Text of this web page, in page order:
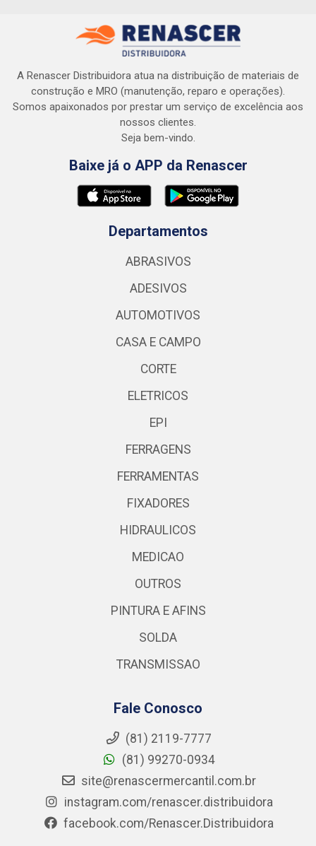
A Renascer Distribuidora atua na distribuição de materiais de
construção e MRO (manutenção, reparo e operações).
Somos apaixonados por prestar um serviço de excelência aos
nossos clientes.
Seja bem-vindo.
Baixe já o APP da Renascer
Departamentos
ABRASIVOS
ADESIVOS
AUTOMOTIVOS
CASA E CAMPO
CORTE
ELETRICOS
EPI
FERRAGENS
FERRAMENTAS
FIXADORES
HIDRAULICOS
MEDICAO
OUTROS
PINTURA E AFINS
SOLDA
TRANSMISSAO
Fale Conosco
(81) 2119-7777
(81) 99270-0934
site@renascermercantil.com.br
instagram.com/renascer.distribuidora
facebook.com/Renascer.Distribuidora